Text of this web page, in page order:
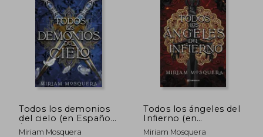
45%
dcto.
$ 169.212
$ 93.067
45%
dcto.
Todos los demonios
del cielo (en Español
/ Castellano)
Miriam Mosquera
Todos los ángeles del
Infierno (en
Castellano)
Miriam Mosquera